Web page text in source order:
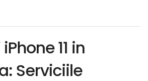
11 in
Serviciile